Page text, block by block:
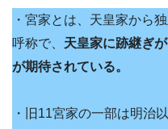
・宮家とは、天皇家から
呼称で、 天皇家に跡継ぎ
が期待されている。
・旧11宮家の一部は明治以